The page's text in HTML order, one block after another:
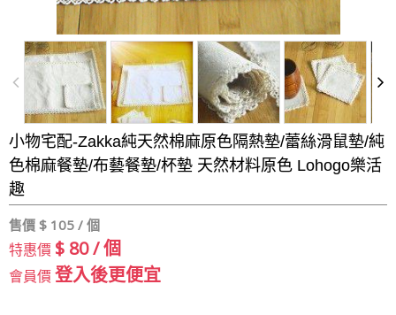
小物宅配-Zakka純天然棉麻原色隔熱墊/蕾絲滑鼠墊/純
色棉麻餐墊/布藝餐墊/杯墊 天然材料原色 Lohogo樂活
趣
售價 $ 105 / 個
特惠價 $ 80 / 個
會員價登入後更便宜